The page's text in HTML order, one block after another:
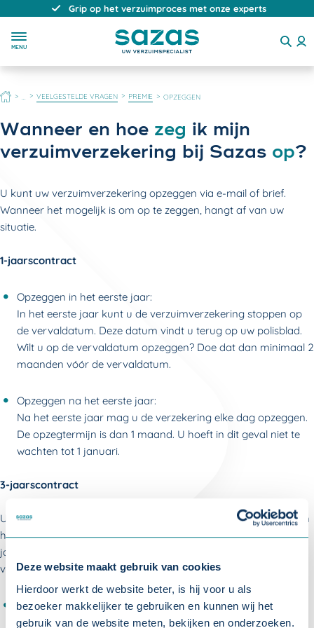
Deze website maakt gebruik van cookies
Hierdoor werkt de website beter, is hij voor u als
bezoeker makkelijker te gebruiken en kunnen wij het
gebruik van de website meten, bekijken en onderzoeken.
Grip op het verzuimproces met onze experts
MENU
HOME VEELGESTELDE VRAGEN PREMIE OPZEGGEN
Wanneer en hoe zeg ik mijn
verzuimverzekering bij Sazas op?
U kunt uw verzuimverzekering opzeggen via e-mail of brief.
Wanneer het mogelijk is om op te zeggen, hangt af van uw
situatie.
1-jaarscontract
Opzeggen in het eerste jaar:
In het eerste jaar kunt u de verzuimverzekering stoppen op
de vervaldatum. Deze datum vindt u terug op uw polisblad.
Wilt u op de vervaldatum opzeggen? Doe dat dan minimaal 2
maanden vóór de vervaldatum.
Opzeggen na het eerste jaar:
Na het eerste jaar mag u de verzekering elke dag opzeggen.
De opzegtermijn is dan 1 maand. U hoeft in dit geval niet te
wachten tot 1 januari.
3-jaarscontract
U kunt bij een 3-jaarscontract de verzuimverzekering alleen aan
het einde van de termijn (3 jaar) opzeggen. Wilt u het 3-
jaarscontract opzeggen? Geef dit minimaal 2 maanden vóór de
vervaldatum aan ons door.
Is het premiepercentage hoger dan afgesproken?
Let op: bij een 3-jaarscontract verandert de premie elk jaar.